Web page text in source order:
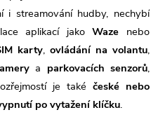
i streamování hudby, nechybí
aplikací jakoWaze nebo
karty, ovládání na volantu,
a parkovacích senzorů,
je takéčeské nebo
po vytažení klíčku.